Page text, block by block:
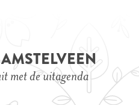
met de uitagenda